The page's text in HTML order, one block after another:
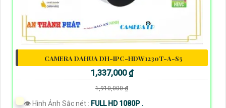
CAMERA DAHUA DH-IPC-HDW1230T-A-S5
1,337,000 ₫
1,910,000 ₫
👁 Hình Ảnh Sắc nét : FULL HD 1080P .